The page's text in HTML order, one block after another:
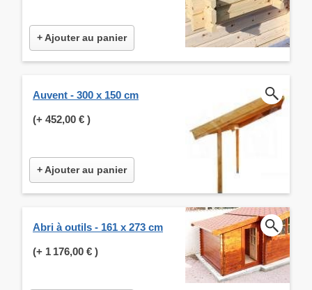
+ Ajouter au panier
Auvent - 300 x 150 cm
(+ 452,00 € )
+ Ajouter au panier
Abri à outils - 161 x 273 cm
(+ 1 176,00 € )